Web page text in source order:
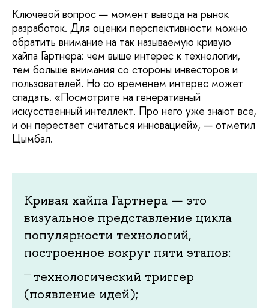
Ключевой вопрос — момент вывода на рынок
разработок. Для оценки перспективности можно
обратить внимание на так называемую кривую
хайпа Гартнера: чем выше интерес к технологии,
тем больше внимания со стороны инвесторов и
пользователей. Но со временем интерес может
спадать. «Посмотрите на генеративный
искусственный интеллект. Про него уже знают все,
и он перестает считаться инновацией», — отметил
Цымбал.
Кривая хайпа Гартнера — это
визуальное представление цикла
популярности технологий,
построенное вокруг пяти этапов:
технологический триггер
(появление идей);